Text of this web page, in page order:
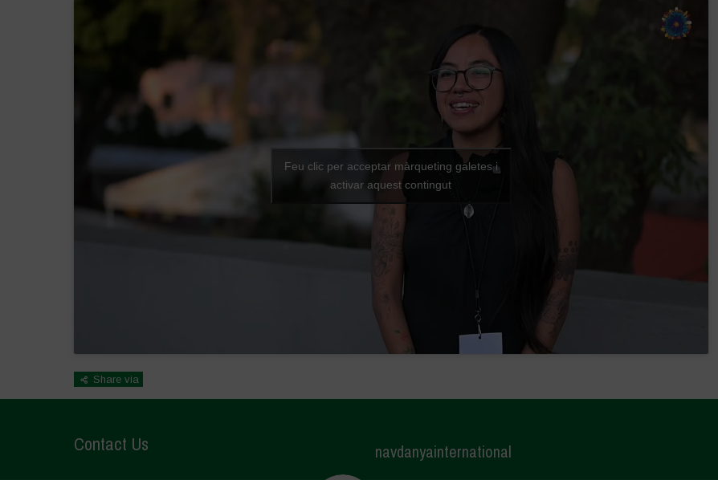
Feu clic per acceptar màrqueting galetes i
activar aquest contingut
Share via
Contact Us navdanyainternational